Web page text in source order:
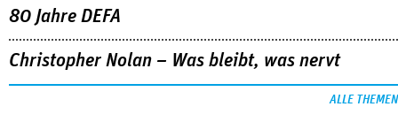
80 Jahre DEFA
Christopher Nolan – Was bleibt, was nervt
ALLE THEMEN